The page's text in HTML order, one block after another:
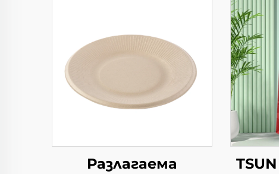
Разлагаема